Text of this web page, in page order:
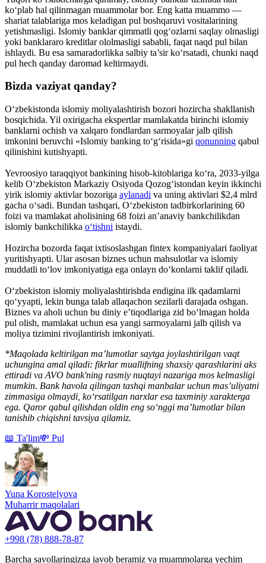
ko‘plab hal qilinmagan muammolar bor. Eng katta muammo —
shariat talablariga mos keladigan pul boshqaruvi vositalarining
yetishmasligi. Islomiy banklar qimmatli qog‘ozlarni saqlay olmasligi
yoki banklararo kreditlar ololmasligi sababli, faqat naqd pul bilan
ishlaydi. Bu esa samaradorlikka salbiy ta’sir ko‘rsatadi, chunki naqd
pul hech qanday daromad keltirmaydi.
Bizda vaziyat qanday?
O‘zbekistonda islomiy moliyalashtirish bozori hozircha shakllanish
bosqichida. Yil oxirigacha ekspertlar mamlakatda birinchi islomiy
banklarni ochish va xalqaro fondlardan sarmoyalar jalb qilish
imkonini beruvchi «Islomiy banking to‘g‘risida»gi qonunning qabul
qilinishini kutishyapti.
Yevroosiyo taraqqiyot bankining hisob-kitoblariga ko‘ra, 2033-yilga
kelib O‘zbekiston Markaziy Osiyoda Qozog‘istondan keyin ikkinchi
yirik islomiy aktivlar bozoriga aylanadi va uning aktivlari $2,4 mlrd
gacha o‘sadi. Bundan tashqari, O‘zbekiston tadbirkorlarining 60
foizi va mamlakat aholisining 68 foizi an’anaviy bankchilikdan
islomiy bankchilikka o‘tishni istaydi.
Hozircha bozorda faqat ixtisoslashgan fintex kompaniyalari faoliyat
yuritishyapti. Ular asosan biznes uchun mahsulotlar va islomiy
muddatli to‘lov imkoniyatiga ega onlayn do‘konlarni taklif qiladi.
O‘zbekiston islomiy moliyalashtirishda endigina ilk qadamlarni
qo‘yyapti, lekin bunga talab allaqachon sezilarli darajada oshgan.
Biznes va aholi uchun bu diniy e’tiqodlariga zid bo‘lmagan holda
pul olish, mamlakat uchun esa yangi sarmoyalarni jalb qilish va
moliya tizimini rivojlantirish imkoniyati.
*Maqolada keltirilgan ma’lumotlar saytga joylashtirilgan vaqt
uchungina amal qiladi: fikrlar muallifning shaxsiy qarashlarini aks
ettiradi va AVO bank'ning rasmiy nuqtayi nazariga mos kelmasligi
mumkin. Bank havola qilingan tashqi manbalar uchun mas’uliyatni
zimmasiga olmaydi, ko‘rsatilgan narxlar esa taxminiy xarakterga
ega. Qaror qabul qilishdan oldin eng so‘nggi ma’lumotlar bilan
tanishib chiqishni tavsiya qilamiz.
📖 Ta'lim💸 Pul
Yuna Korostelyova
Muharrir maqolalari
+998 (78) 888-78-87
Barcha savollaringizga javob beramiz va muammolarga yechim